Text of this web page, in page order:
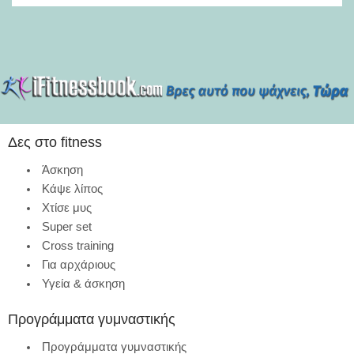
Δες στο fitness
Άσκηση
Κάψε λίπος
Χτίσε μυς
Super set
Cross training
Για αρχάριους
Υγεία & άσκηση
Προγράμματα γυμναστικής
Προγράμματα γυμναστικής